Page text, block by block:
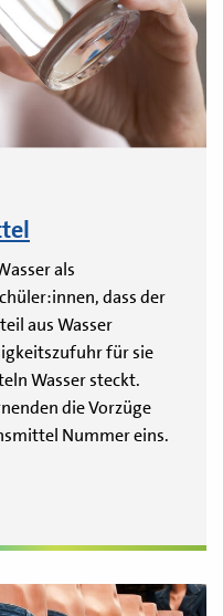
als
dass der
aus Wasser
für sie
Wasser steckt.
die Vorzüge
Nummer eins.